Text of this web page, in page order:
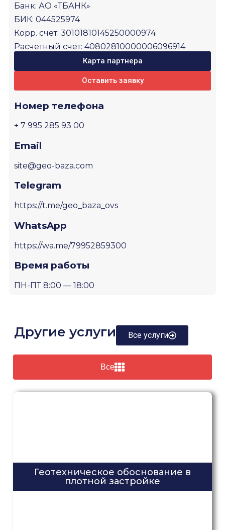
Номер телефона
+ 7 995 285 93 00
Email
site@geo-baza.com
Telegram
https://t.me/geo_baza_ovs
WhatsApp
https://wa.me/79952859300
Время работы
ПН-ПТ 8:00 — 18:00
Банк: АО «ТБАНК»
БИК: 044525974
Корр. счет: 30101810145250000974
Расчетный счет: 40802810000006096914
Карта партнера
Оставить заявку
Другие услуги Все услуги
Все
Геотехническое обоснование в
плотной застройке